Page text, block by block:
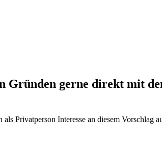
Gründen gerne direkt mit
Privatperson Interesse an diesem Vorschlag